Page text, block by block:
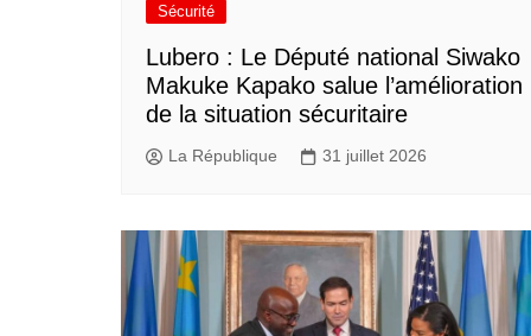
Sécurité
Lubero : Le Député national Siwako
Makuke Kapako salue l’amélioration
de la situation sécuritaire
La République 31 juillet 2026